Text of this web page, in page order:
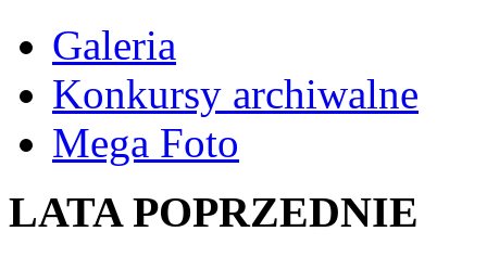
Galeria
Konkursy archiwalne
Mega Foto
LATA POPRZEDNIE